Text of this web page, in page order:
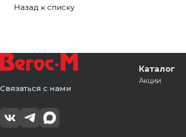
Назад к списку
Связаться с нами
Каталог
Акции